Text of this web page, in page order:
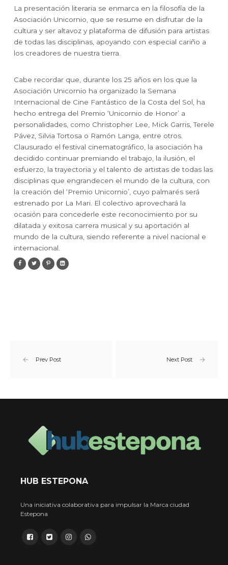
La presentación literaria se enmarca en la filosofía de la
Asociación Unicornio, que se resume en disfrutar de la
cultura y ser altavoz y plataforma de difusión para artistas
de todas las disciplinas, apoyando con especial cariño a
los creadores de nuestra tierra.
Cabe recordar que, durante los 25 años en los que la
Asociación Unicornio ha organizado la Semana
Internacional de Cine Fantástico de la Costa del Sol, ha
hecho entrega del Premio ‘Unicornio de Honor’ a
personalidades, como Christopher Lee, Mick Garris, Terele
Pávez, Silvia Tortosa o Ramón Langa, entre otros.
Clausurado el festival cinematográfico, la asociación ha
decidido continuar premiando el trabajo, la ilusión, el
esfuerzo, la trayectoria y el talento de artistas de todas las
disciplinas que engrandecen el mundo de la cultura, con
la creación del ‘Premio Unicornio’, cuyo palmarés será
estrenado por La Mari. El colectivo aprovechará la
ocasión para concederle este reconocimiento por su
dilatada y exitosa carrera musical y su aportación al
mundo de la cultura, siendo referente a nivel nacional e
internacional.
Prev Post Next Post
HUB ESTEPONA
Una iniciativa colaborativa para impulsar la Marca ciudad
Estepona